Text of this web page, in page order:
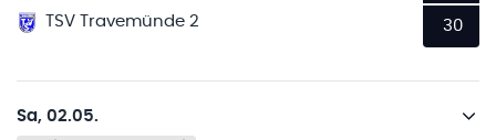
TSV Travemünde 2
30
Sa, 02.05.